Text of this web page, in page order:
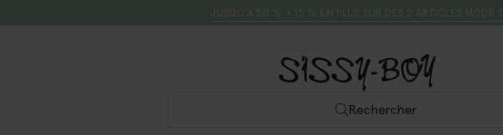
Rechercher